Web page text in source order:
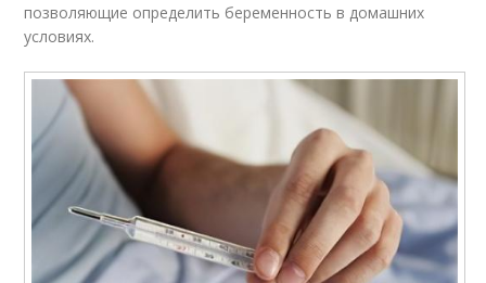
позволяющие определить беременность в домашних
условиях.